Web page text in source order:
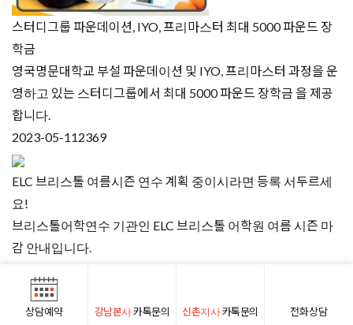
상담예약 강남본사카톡문의 신촌지사카톡문의 전화상담
스터디그룹 파운데이션, IYO, 프리마스터 최대 5000 파운드 장
학금
영국명문대학교 부설 파운데이션 및 IYO, 프리마스터 과정을 운
영하고 있는 스터디그룹에서 최대 5000 파운드 장학금 을 제공
합니다.
2023-05-112369
ELC 브리스톨 여름시즌 연수 계획 중이시라면 등록 서두르세
요!
브리스톨어학연수 기관인 ELC 브리스톨 어학원 여름 시즌 마
감 안내입니다.
런던 윔블던 스쿨 오브 잉글리시 (WSE) 어학원 7-8월 숙소입실